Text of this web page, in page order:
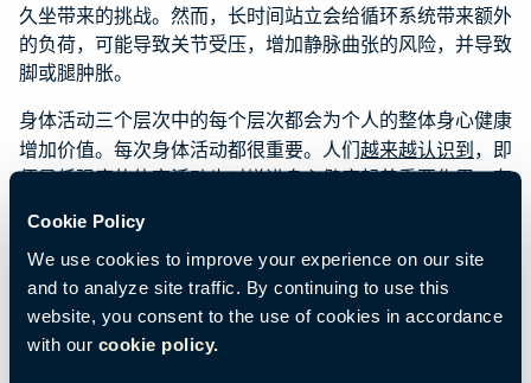
Cookie Policy
We use cookies to improve your experience on our site
and to analyze site traffic. By continuing to use this
website, you consent to the use of cookies in accordance
with our cookie policy.
久坐带来的挑战。然而，长时间站立会给循环系统带来额外
的负荷，可能导致关节受压，增加静脉曲张的风险，并导致
脚或腿肿胀。
身体活动三个层次中的每个层次都会为个人的整体身心健康
增加价值。每次身体活动都很重要。人们越来越认识到，即
便是低强度的体育活动也对增进身心健康起着重要作用。有
上对我们有好处！它比单纯坐着多消耗35%的能量，比单纯
站立多消耗28%的能量。
将身体活动的三个层次融入7.5小时的工作日中，如下所
示：